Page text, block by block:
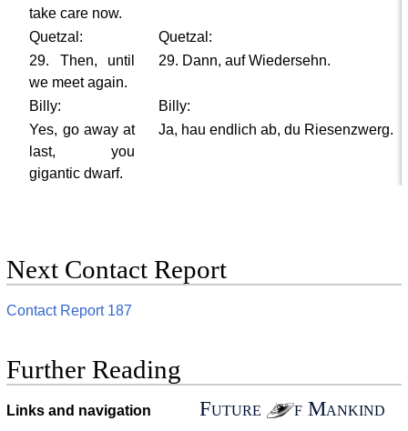
take care now.
Quetzal:
Quetzal:
29. Then, until
we meet again.
29. Dann, auf Wiedersehn.
Billy:
Billy:
Yes, go away at
last, you
gigantic dwarf.
Ja, hau endlich ab, du Riesenzwerg.
Next Contact Report
Contact Report 187
Further Reading
Links and navigation Future f Mankind